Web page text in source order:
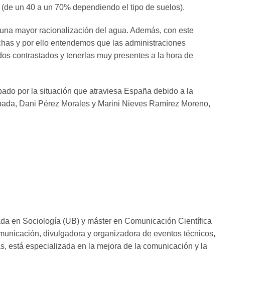
un 40 a un 70% dependiendo el tipo de suelos).
mayor racionalización del agua. Además, con este
y por ello entendemos que las administraciones
contrastados y tenerlas muy presentes a la hora de
por la situación que atraviesa España debido a la
Dani Pérez Morales y Marini Nieves Ramírez Moreno,
en Sociología (UB) y máster en Comunicación Científica
divulgadora y organizadora de eventos técnicos,
está especializada en la mejora de la comunicación y la